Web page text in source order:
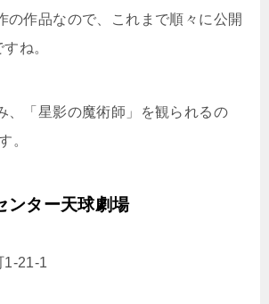
の作品なので、これまで順々に公開
ね。
「星影の魔術師」を観られるの
。
ンター天球劇場
1-21-1